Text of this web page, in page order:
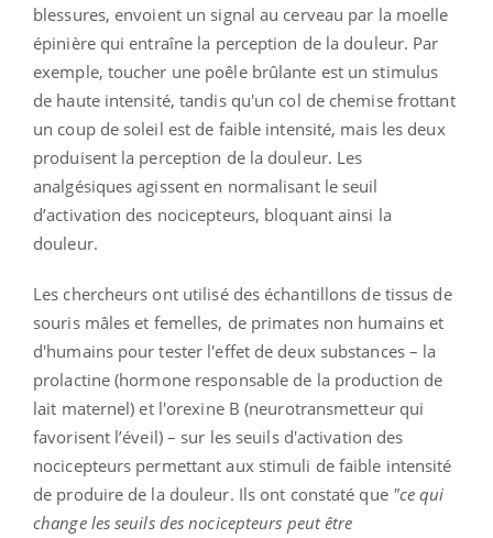
blessures, envoient un signal au cerveau par la moelle
épinière qui entraîne la perception de la douleur. Par
exemple, toucher une poêle brûlante est un stimulus
de haute intensité, tandis qu'un col de chemise frottant
un coup de soleil est de faible intensité, mais les deux
produisent la perception de la douleur. Les
analgésiques agissent en normalisant le seuil
d’activation des nocicepteurs, bloquant ainsi la
douleur.
Les chercheurs ont utilisé des échantillons de tissus de
souris mâles et femelles, de primates non humains et
d'humains pour tester l'effet de deux substances – la
prolactine (hormone responsable de la production de
lait maternel) et l'orexine B (neurotransmetteur qui
favorisent l’éveil) – sur les seuils d'activation des
nocicepteurs permettant aux stimuli de faible intensité
de produire de la douleur. Ils ont constaté que "ce qui
change les seuils des nocicepteurs peut être